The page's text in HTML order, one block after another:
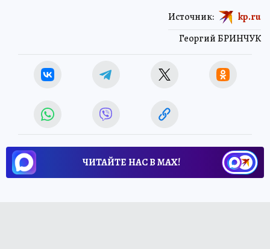
Георгий БРИНЧУК
Источник: kp.ru
ЧИТАЙТЕ НАС В МАХ!